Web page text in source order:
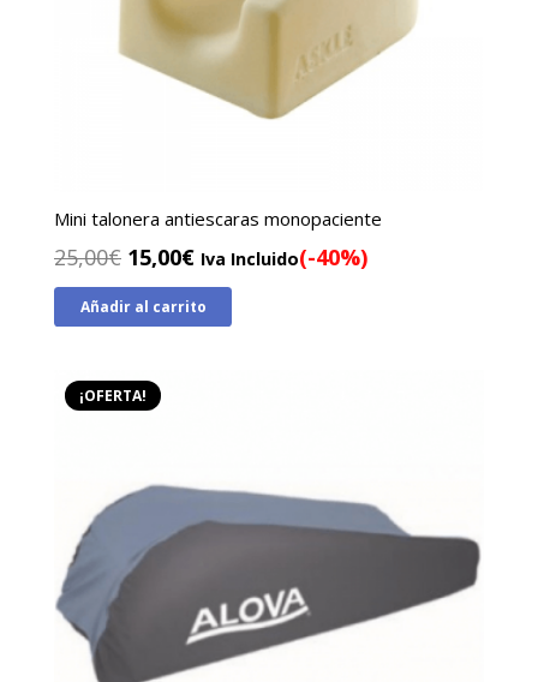
Mini talonera antiescaras monopaciente
25,00€ El
precio
original
25,00€.
15,00€El
precio
actual
Iva Incluido(-40%)
Añadir al carrito
¡OFERTA!